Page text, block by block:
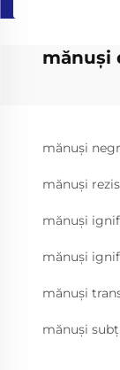
mănuși
mănuși
mănuși
mănuși
mănuși
mănuși
mănuși